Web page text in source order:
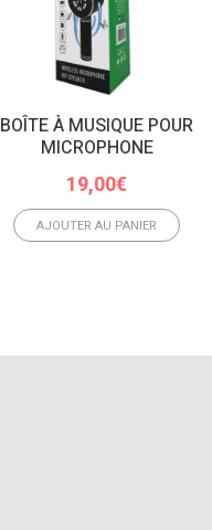
BOÎTE À MUSIQUE POUR
MICROPHONE
19,00€
AJOUTER AU PANIER